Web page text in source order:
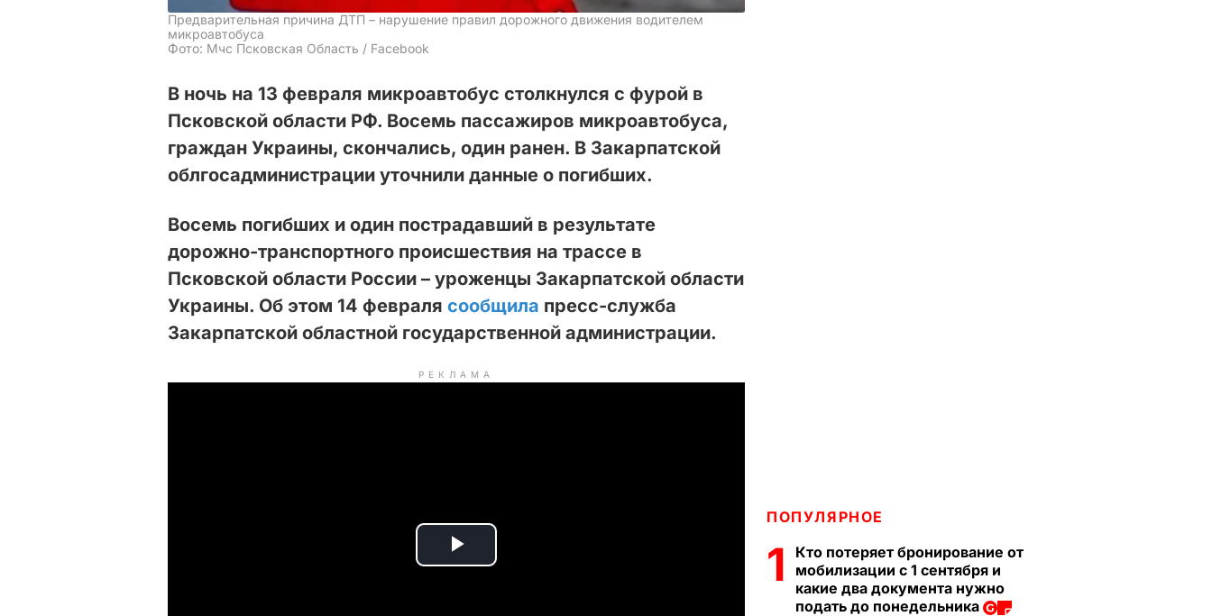
Предварительная причина ДТП – нарушение правил дорожного движения водителем
микроавтобуса
Фото: Мчс Псковская Область / Facebook
В ночь на 13 февраля микроавтобус столкнулся с фурой в
Псковской области РФ. Восемь пассажиров микроавтобуса,
граждан Украины, скончались, один ранен. В Закарпатской
облгосадминистрации уточнили данные о погибших.
Восемь погибших и один пострадавший в результате
дорожно-транспортного происшествия на трассе в
Псковской области России – уроженцы Закарпатской области
Украины. Об этом 14 февраля сообщила пресс-служба
Закарпатской областной государственной администрации.
РЕКЛАМА
P
ПОПУЛЯРНОЕ
1
Кто потеряет бронирование от
мобилизации с 1 сентября и
какие два документа нужно
подать до понедельника